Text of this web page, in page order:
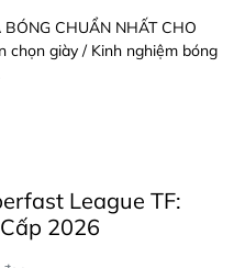
CHUẨN NHẤT CHO
chọn giày / Kinh nghiệm bóng
League TF:
2026